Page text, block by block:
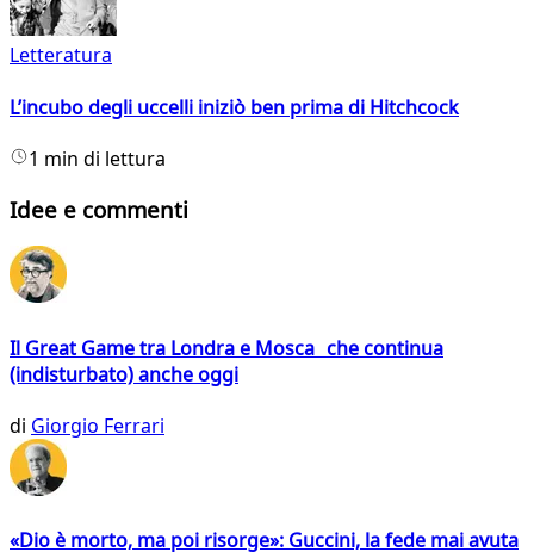
Letteratura
L’incubo degli uccelli iniziò ben prima di Hitchcock
1 min di lettura
Idee e commenti
Il Great Game tra Londra e Mosca che continua
(indisturbato) anche oggi
di Giorgio Ferrari
«Dio è morto, ma poi risorge»: Guccini, la fede mai avuta